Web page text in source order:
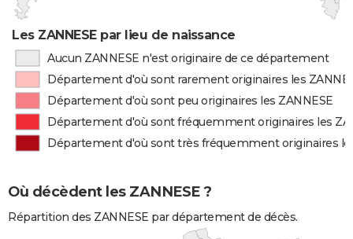
Les ZANNESE par lieu de naissance
Aucun ZANNESE n'est originaire de ce département
Département d'où sont rarement originaires les
Département d'où sont peu originaires les ZANNESE
Département d'où sont fréquemment originaires les
Département d'où sont très fréquemment originaires
Où décèdent les ZANNESE ?
Répartition des ZANNESE par département de décès.